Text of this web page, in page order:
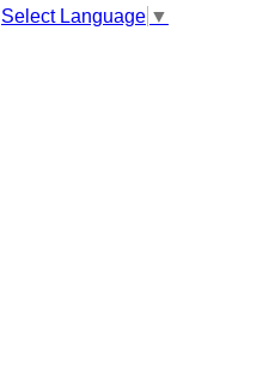
Select Language ▼